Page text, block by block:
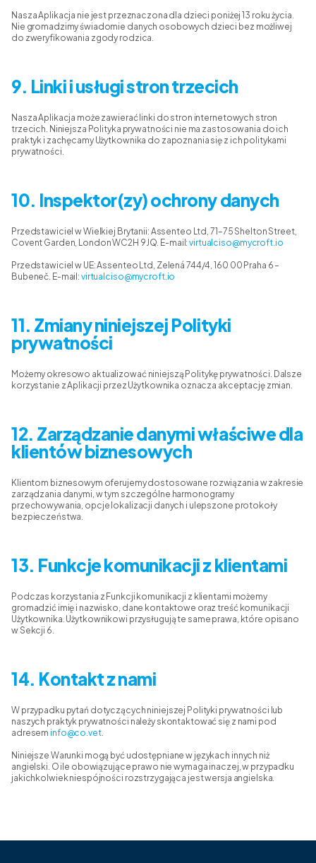
Nasza Aplikacja nie jest przeznaczona dla dzieci poniżej 13 roku życia.
Nie gromadzimy świadomie danych osobowych dzieci bez możliwej
do zweryfikowania zgody rodzica.
9. Linki i usługi stron trzecich
Nasza Aplikacja może zawierać linki do stron internetowych stron
trzecich. Niniejsza Polityka prywatności nie ma zastosowania do ich
praktyk i zachęcamy Użytkownika do zapoznania się z ich politykami
prywatności.
10. Inspektor(zy) ochrony danych
Przedstawiciel w Wielkiej Brytanii: Assenteo Ltd, 71–75 Shelton Street,
Covent Garden, London WC2H 9JQ. E-mail:virtualciso@mycroft.io
Przedstawiciel w UE: Assenteo Ltd, Zelená 744/4, 160 00 Praha 6 –
Bubeneč. E-mail: virtualciso@mycroft.io
11. Zmiany niniejszej Polityki
prywatności
Możemy okresowo aktualizować niniejszą Politykę prywatności. Dalsze
korzystanie z Aplikacji przez Użytkownika oznacza akceptację zmian.
12. Zarządzanie danymi właściwe dla
klientów biznesowych
Klientom biznesowym oferujemy dostosowane rozwiązania w zakresie
zarządzania danymi, w tym szczególne harmonogramy
przechowywania, opcje lokalizacji danych i ulepszone protokoły
bezpieczeństwa.
13. Funkcje komunikacji z klientami
Podczas korzystania z Funkcji komunikacji z klientami możemy
gromadzić imię i nazwisko, dane kontaktowe oraz treść komunikacji
Użytkownika. Użytkownikowi przysługują te same prawa, które opisano
w Sekcji 6.
14. Kontakt z nami
W przypadku pytań dotyczących niniejszej Polityki prywatności lub
naszych praktyk prywatności należy skontaktować się z nami pod
adresem info@co.vet.
Niniejsze Warunki mogą być udostępniane w językach innych niż
angielski. O ile obowiązujące prawo nie wymaga inaczej, w przypadku
jakichkolwiek niespójności rozstrzygająca jest wersja angielska.